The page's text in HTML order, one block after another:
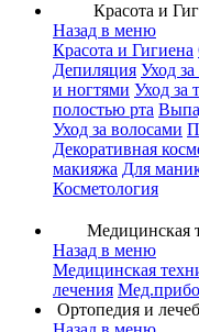
Красота и
Назад в меню
Красота и Гигиена
Депиляция Уход
и ногтями Уход за
полостью рта
Уход за волосами
Декоративная
макияжа Для
Косметология
Медицинская
Назад в меню
Медицинская
лечения
Ортопедия и